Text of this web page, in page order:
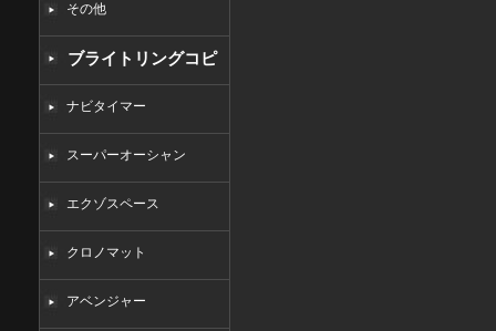
その他
ブライトリングコピ
ー ナビタイマー
スーパーオーシャン
エクゾスペース
クロノマット
アベンジャー